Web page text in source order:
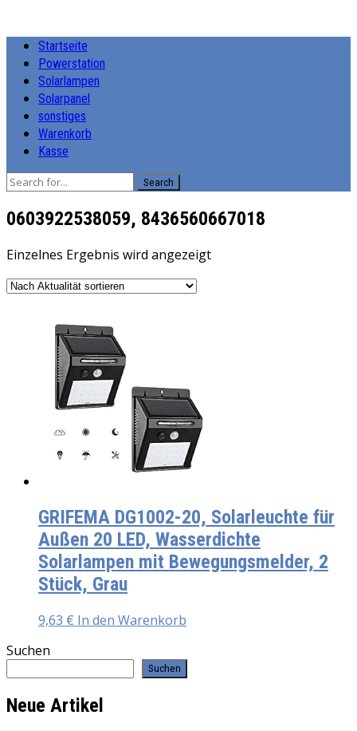
Startseite
Powerstation
Solarlampen
Solarpanel
sonstiges
Warenkorb
Kasse
Search
0603922538059, 8436560667018
Einzelnes Ergebnis wird angezeigt
GRIFEMA DG1002-20, Solarleuchte für
Außen 20 LED, Wasserdichte
Solarlampen mit Bewegungsmelder, 2
Stück, Grau
9,63 € In den Warenkorb
Suchen
Suchen
Neue Artikel